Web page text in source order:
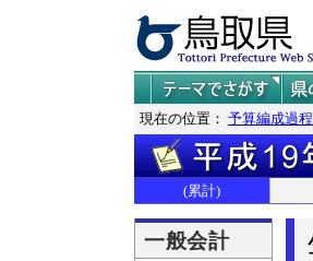
現在の位置： 予算編成過
(累計)
一般会計